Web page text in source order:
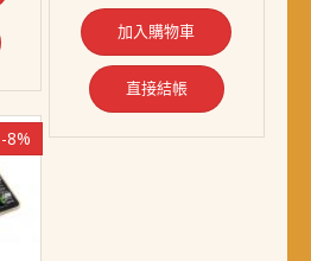
加入購物車
直接結帳
-8%